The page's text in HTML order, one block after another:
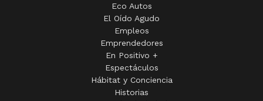
Eco Autos
El Oído Agudo
Empleos
Emprendedores
En Positivo +
Espectáculos
Hábitat y Conciencia
Historias